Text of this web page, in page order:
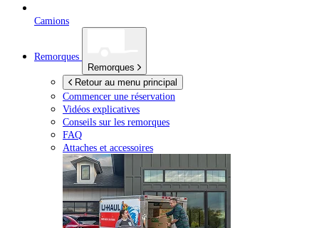
Camions
Remorques
Remorques
Retour au menu principal
Commencer une réservation
Vidéos explicatives
Conseils sur les remorques
FAQ
Attaches et accessoires